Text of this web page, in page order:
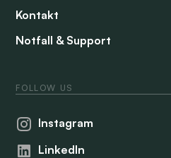
Kontakt
Notfall & Support
FOLLOW US
Instagram
LinkedIn